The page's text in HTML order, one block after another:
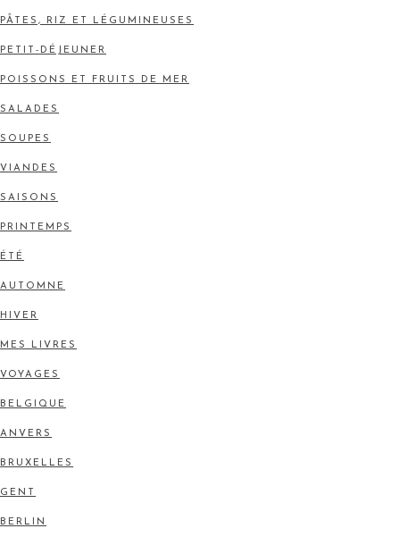
PÂTES, RIZ ET LÉGUMINEUSES
PETIT-DÉJEUNER
POISSONS ET FRUITS DE MER
SALADES
SOUPES
VIANDES
SAISONS
PRINTEMPS
ÉTÉ
AUTOMNE
HIVER
MES LIVRES
VOYAGES
BELGIQUE
ANVERS
BRUXELLES
GENT
BERLIN